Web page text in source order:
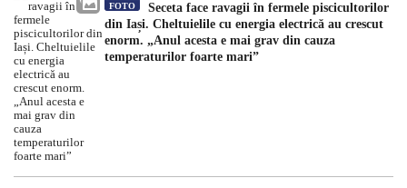
FOTO
Seceta face ravagii în fermele piscicultorilor
din Iași. Cheltuielile cu energia electrică au crescut
enorm. „Anul acesta e mai grav din cauza
temperaturilor foarte mari”